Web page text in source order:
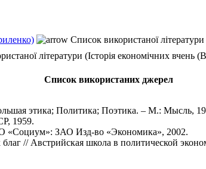
Список використаної
літератури (Історія економічних вчень
Список використаних джерел
этика; Политика; Поэтика. – М.: Мысль,
1959.
«Социум»: ЗАО Изд-во «Экономика», 2002.
// Австрийская школа в политической